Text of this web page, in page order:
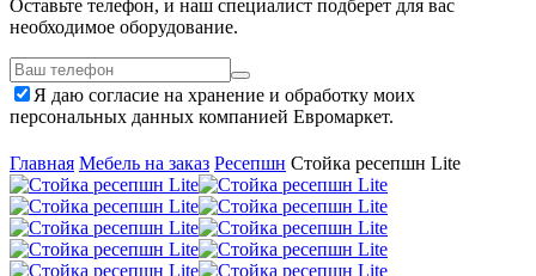
Оставьте телефон, и наш специалист подберет для вас
необходимое оборудование.
Я даю согласие на хранение и обработку моих
персональных данных компанией Евромаркет.
Главная Мебель на заказ Ресепшн Стойка ресепшн Lite